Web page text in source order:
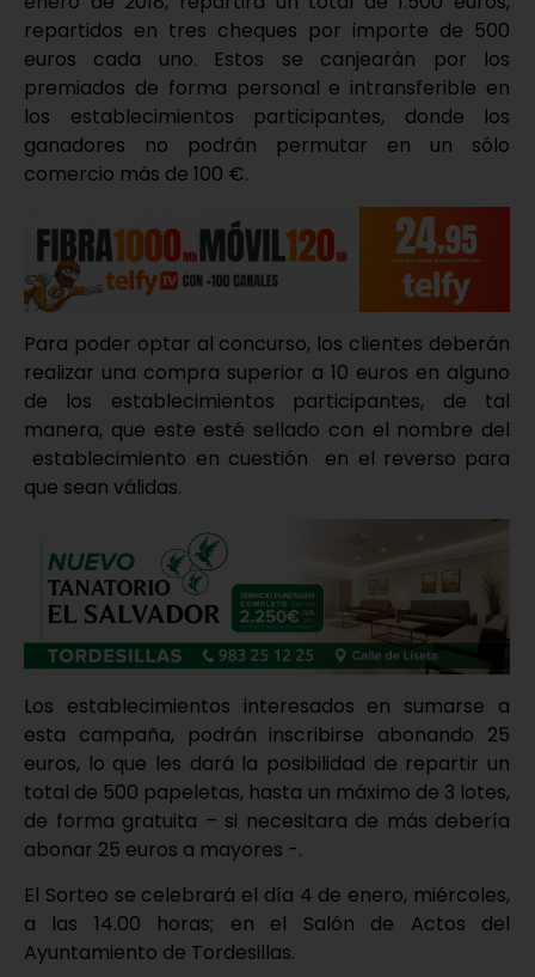
repartidos en tres cheques por importe de 500
euros cada uno. Estos se canjearán por los
premiados de forma personal e intransferible en
los establecimientos participantes, donde los
ganadores no podrán permutar en un sólo
comercio más de 100 €.
Para poder optar al concurso, los clientes deberán
realizar una compra superior a 10 euros en alguno
de los establecimientos participantes, de tal
manera, que este esté sellado con el nombre del
establecimiento en cuestión en el reverso para
que sean válidas.
Los establecimientos interesados en sumarse a
esta campaña, podrán inscribirse abonando 25
euros, lo que les dará la posibilidad de repartir un
total de 500 papeletas, hasta un máximo de 3 lotes,
de forma gratuita – si necesitara de más debería
abonar 25 euros a mayores -.
El Sorteo se celebrará el día 4 de enero, miércoles,
a las 14.00 horas; en el Salón de Actos del
Ayuntamiento de Tordesillas.